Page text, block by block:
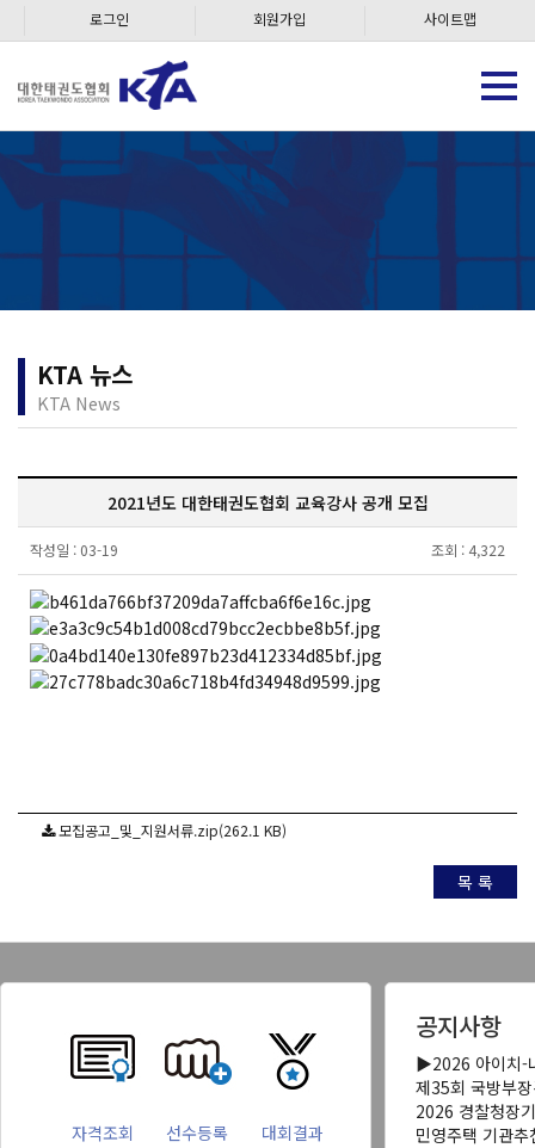
로그인 회원가입 사이트맵
KTA 뉴스
KTA News
2021년도 대한태권도협회 교육강사 공개 모집
작성일 : 03-19 조회 : 4,322
모집공고_및_지원서류.zip(262.1 KB)
목 록
자격조회 선수등록 대회결과
공지사항
▶2026 아이치-
제35회 국방부
2026 경찰청장
민영주택 기관